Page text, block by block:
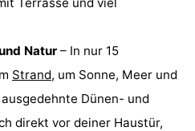
Natur – In nur 15
Strand, um Sonne, Meer und
Dünen- und
direkt vor deiner Haustür,